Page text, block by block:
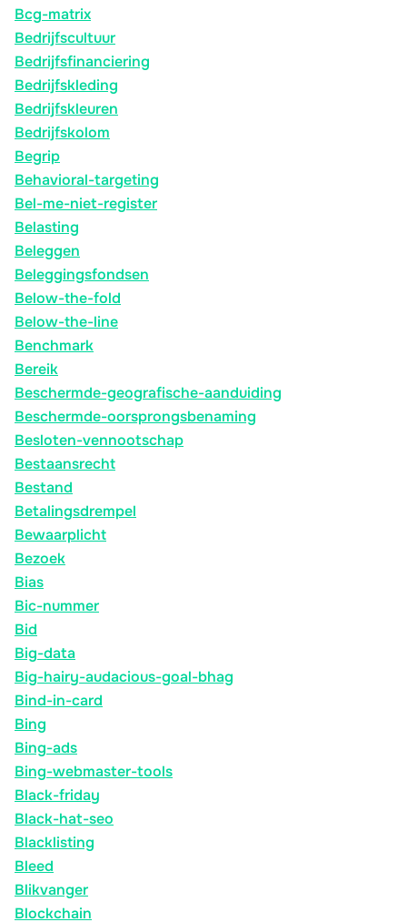
Bcg-matrix
Bedrijfscultuur
Bedrijfsfinanciering
Bedrijfskleding
Bedrijfskleuren
Bedrijfskolom
Begrip
Behavioral-targeting
Bel-me-niet-register
Belasting
Beleggen
Beleggingsfondsen
Below-the-fold
Below-the-line
Benchmark
Bereik
Beschermde-geografische-aanduiding
Beschermde-oorsprongsbenaming
Besloten-vennootschap
Bestaansrecht
Bestand
Betalingsdrempel
Bewaarplicht
Bezoek
Bias
Bic-nummer
Bid
Big-data
Big-hairy-audacious-goal-bhag
Bind-in-card
Bing
Bing-ads
Bing-webmaster-tools
Black-friday
Black-hat-seo
Blacklisting
Bleed
Blikvanger
Blockchain